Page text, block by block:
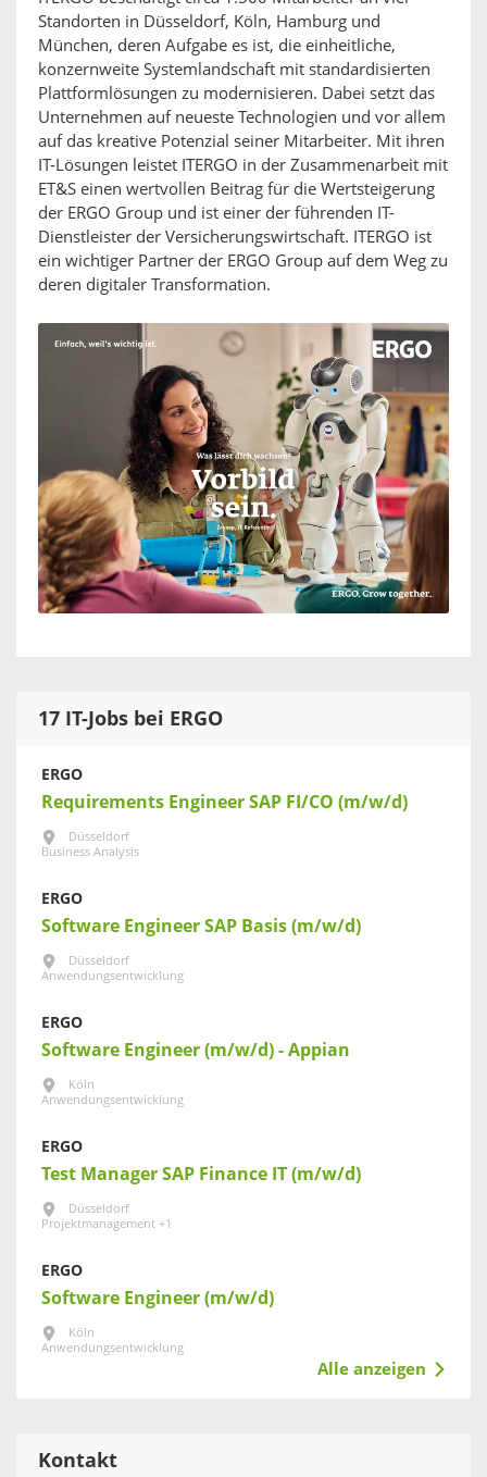
Standorten in Düsseldorf, Köln, Hamburg und
München, deren Aufgabe es ist, die einheitliche,
konzernweite Systemlandschaft mit standardisierten
Plattformlösungen zu modernisieren. Dabei setzt das
Unternehmen auf neueste Technologien und vor allem
auf das kreative Potenzial seiner Mitarbeiter. Mit ihren
IT-Lösungen leistet ITERGO in der Zusammenarbeit mit
ET&S einen wertvollen Beitrag für die Wertsteigerung
der ERGO Group und ist einer der führenden IT-
Dienstleister der Versicherungswirtschaft. ITERGO ist
ein wichtiger Partner der ERGO Group auf dem Weg zu
deren digitaler Transformation.
17 IT-Jobs bei ERGO
ERGO
Requirements Engineer SAP FI/CO (m/w/d)
Düsseldorf
Business Analysis
ERGO
Software Engineer SAP Basis (m/w/d)
Düsseldorf
Anwendungsentwicklung
ERGO
Software Engineer (m/w/d) - Appian
Köln
Anwendungsentwicklung
ERGO
Test Manager SAP Finance IT (m/w/d)
Düsseldorf
Projektmanagement +1
ERGO
Software Engineer (m/w/d)
Köln
Anwendungsentwicklung
Alle anzeigen
Kontakt